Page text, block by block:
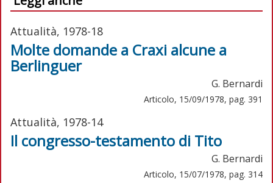
Attualità, 1978-18
Molte domande a Craxi alcune a
Berlinguer
G. Bernardi
Articolo, 15/09/1978, pag. 391
Attualità, 1978-14
Il congresso-testamento di Tito
G. Bernardi
Articolo, 15/07/1978, pag. 314